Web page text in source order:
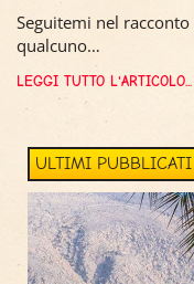
Seguitemi nel
qualcuno…
LEGGI TUTTO L'ARTICOLO...
ULTIMI PUBBLICATI